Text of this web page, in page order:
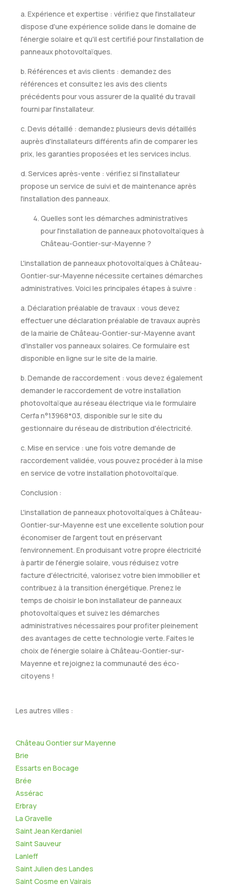
a. Expérience et expertise : vérifiez que l'installateur
dispose d'une expérience solide dans le domaine de
l'énergie solaire et qu'il est certifié pour l'installation de
panneaux photovoltaïques.
b. Références et avis clients : demandez des
références et consultez les avis des clients
précédents pour vous assurer de la qualité du travail
fourni par l'installateur.
c. Devis détaillé : demandez plusieurs devis détaillés
auprès d'installateurs différents afin de comparer les
prix, les garanties proposées et les services inclus.
d. Services après-vente : vérifiez si l'installateur
propose un service de suivi et de maintenance après
l'installation des panneaux.
Quelles sont les démarches administratives
pour l'installation de panneaux photovoltaïques à
Château-Gontier-sur-Mayenne ?
L'installation de panneaux photovoltaïques à Château-
Gontier-sur-Mayenne nécessite certaines démarches
administratives. Voici les principales étapes à suivre :
a. Déclaration préalable de travaux : vous devez
effectuer une déclaration préalable de travaux auprès
de la mairie de Château-Gontier-sur-Mayenne avant
d'installer vos panneaux solaires. Ce formulaire est
disponible en ligne sur le site de la mairie.
b. Demande de raccordement : vous devez également
demander le raccordement de votre installation
photovoltaïque au réseau électrique via le formulaire
Cerfa n°13968*03, disponible sur le site du
gestionnaire du réseau de distribution d'électricité.
c. Mise en service : une fois votre demande de
raccordement validée, vous pouvez procéder à la mise
en service de votre installation photovoltaïque.
Conclusion :
L'installation de panneaux photovoltaïques à Château-
Gontier-sur-Mayenne est une excellente solution pour
économiser de l'argent tout en préservant
l'environnement. En produisant votre propre électricité
à partir de l'énergie solaire, vous réduisez votre
facture d'électricité, valorisez votre bien immobilier et
contribuez à la transition énergétique. Prenez le
temps de choisir le bon installateur de panneaux
photovoltaïques et suivez les démarches
administratives nécessaires pour profiter pleinement
des avantages de cette technologie verte. Faites le
choix de l'énergie solaire à Château-Gontier-sur-
Mayenne et rejoignez la communauté des éco-
citoyens !
Les autres villes :
Château Gontier sur Mayenne
Brie
Essarts en Bocage
Brée
Assérac
Erbray
La Gravelle
Saint Jean Kerdaniel
Saint Sauveur
Lanleff
Saint Julien des Landes
Saint Cosme en Vairais